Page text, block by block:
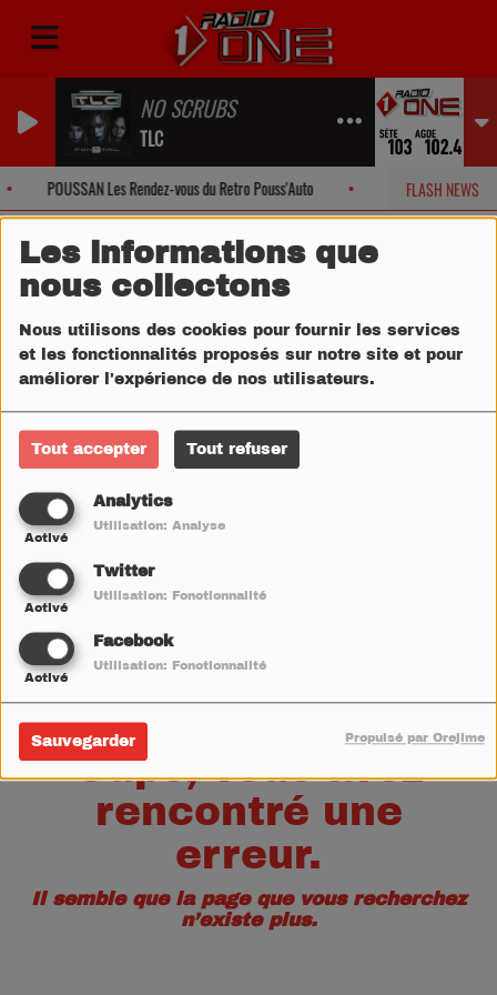
Les informations que
nous collectons
Nous utilisons des cookies pour fournir les services
et les fonctionnalités proposés sur notre site et pour
améliorer l'expérience de nos utilisateurs.
Tout accepter Tout refuser
Analytics
Activé
Utilisation: Analyse
Twitter
Activé
Utilisation: Fonctionnalité
Facebook
Activé
Utilisation: Fonctionnalité
Sauvegarder Propulsé par Orejime
NO SCRUBS
TLC
FLASH NEWS
POUSSAN Les Rendez-vous du Retro Pouss'Auto SETE Offres
Oups, vous avez
rencontré une
erreur.
Il semble que la page que vous recherchez
n’existe plus.